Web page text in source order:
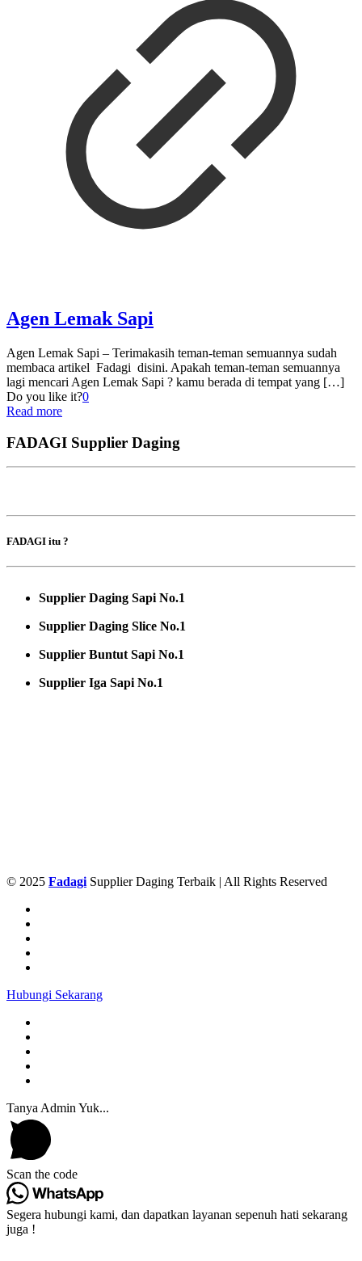
Agen Lemak Sapi
Agen Lemak Sapi – Terimakasih teman-teman semuannya sudah
membaca artikel Fadagi disini. Apakah teman-teman semuannya
lagi mencari Agen Lemak Sapi ? kamu berada di tempat yang […]
Do you like it?0
Read more
FADAGI Supplier Daging
FADAGI itu ?
Supplier Daging Sapi No.1
Supplier Daging Slice No.1
Supplier Buntut Sapi No.1
Supplier Iga Sapi No.1
© 2025 Fadagi Supplier Daging Terbaik | All Rights Reserved
Hubungi Sekarang
Tanya Admin Yuk...
Scan the code
Segera hubungi kami, dan dapatkan layanan sepenuh hati sekarang
juga !